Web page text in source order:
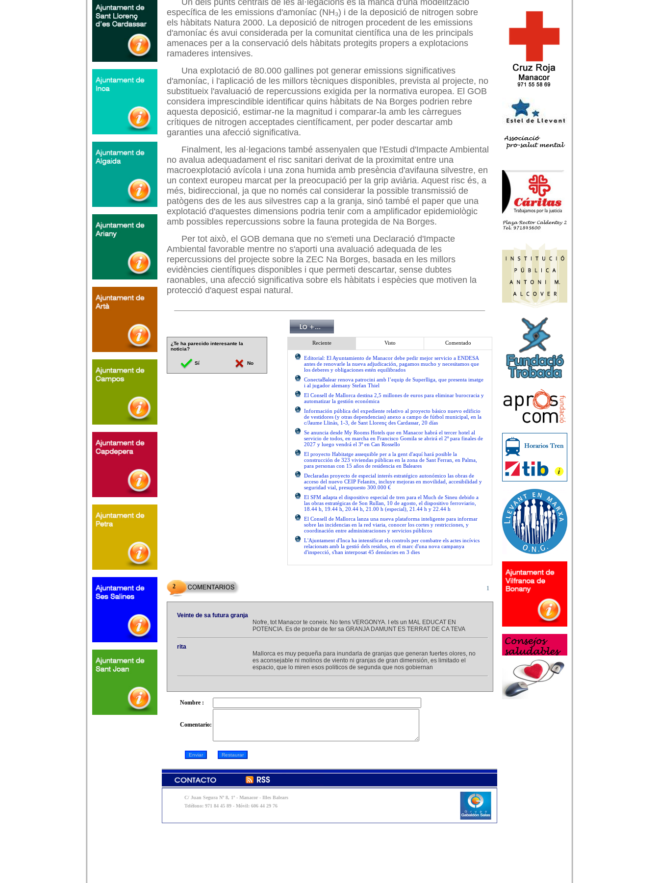
Un dels punts centrals de les al·legacions és la manca d'una modelització
específica de les emissions d'amoníac (NH₃) i de la deposició de nitrogen sobre
els hàbitats Natura 2000. La deposició de nitrogen procedent de les emissions
d'amoníac és avui considerada per la comunitat científica una de les principals
amenaces per a la conservació dels hàbitats protegits propers a explotacions
ramaderes intensives.
Una explotació de 80.000 gallines pot generar emissions significatives
d'amoníac, i l'aplicació de les millors tècniques disponibles, prevista al projecte, no
substitueix l'avaluació de repercussions exigida per la normativa europea. El GOB
considera imprescindible identificar quins hàbitats de Na Borges podrien rebre
aquesta deposició, estimar-ne la magnitud i comparar-la amb les càrregues
crítiques de nitrogen acceptades científicament, per poder descartar amb
garanties una afecció significativa.
Finalment, les al·legacions també assenyalen que l'Estudi d'Impacte Ambiental
no avalua adequadament el risc sanitari derivat de la proximitat entre una
macroexplotació avícola i una zona humida amb presència d'avifauna silvestre, en
un context europeu marcat per la preocupació per la grip aviària. Aquest risc és, a
més, bidireccional, ja que no només cal considerar la possible transmissió de
patògens des de les aus silvestres cap a la granja, sinó també el paper que una
explotació d'aquestes dimensions podria tenir com a amplificador epidemiològic
amb possibles repercussions sobre la fauna protegida de Na Borges.
Per tot això, el GOB demana que no s'emeti una Declaració d'Impacte
Ambiental favorable mentre no s'aporti una avaluació adequada de les
repercussions del projecte sobre la ZEC Na Borges, basada en les millors
evidències científiques disponibles i que permeti descartar, sense dubtes
raonables, una afecció significativa sobre els hàbitats i espècies que motiven la
protecció d'aquest espai natural.
¿Te ha parecido interesante la
noticia?
Sí No
Reciente Visto Comentado
Editorial: El Ayuntamiento de Manacor debe pedir mejor servicio a ENDESA
antes de renovarle la nueva adjudicación, pagamos mucho y necesitamos que
los deberes y obligaciones estén equilibrados
ConectaBalear renova patrocini amb l’equip de Superlliga, que presenta imatge
i al jugador alemany Stefan Thiel
El Consell de Mallorca destina 2,5 millones de euros para eliminar burocracia y
automatizar la gestión económica
Información pública del expediente relativo al proyecto básico nuevo edificio
de vestidores (y otras dependencias) anexo a campo de fútbol municipal, en la
c/Jaume Llinàs, 1-3, de Sant Llorenç des Cardassar, 20 días
Se anuncia desde My Rooms Hotels que en Manacor habrá el tercer hotel al
servicio de todos, en marcha en Francisco Gomila se abrirá el 2º para finales de
2027 y luego vendrá el 3º en Can Rossello
El proyecto Habitatge assequible per a la gent d'aquí hará posible la
construcción de 323 viviendas públicas en la zona de Sant Ferran, en Palma,
para personas con 15 años de residencia en Baleares
Declaradas proyecto de especial interés estratégico autonómico las obras de
acceso del nuevo CEIP Felanitx, incluye mejoras en movilidad, accesibilidad y
seguridad vial, presupuesto 300.000 €
El SFM adapta el dispositivo especial de tren para el Much de Sineu debido a
las obras estratégicas de Son Rullan, 10 de agosto, el dispositivo ferroviario,
18.44 h, 19.44 h, 20.44 h, 21.00 h (especial), 21.44 h y 22.44 h
El Consell de Mallorca lanza una nueva plataforma inteligente para informar
sobre las incidencias en la red viaria, conocer los cortes y restricciones, y
coordinación entre administraciones y servicios públicos
L'Ajuntament d'Inca ha intensificat els controls per combatre els actes incívics
relacionats amb la gestió dels residus, en el marc d'una nova campanya
d'inspecció, s'han interposat 45 denúncies en 3 dies
2 1
Veinte de sa futura granja
Nofre, tot Manacor te coneix. No tens VERGONYA. I ets un MAL EDUCAT EN
POTENCIA. Es de probar de fer sa GRANJA DAMUNT ES TERRAT DE CA TEVA
rita
Mallorca es muy pequeña para inundarla de granjas que generan fuertes olores, no
es aconsejable ni molinos de viento ni granjas de gran dimensión, es limitado el
espacio, que lo miren esos politicos de segunda que nos gobiernan
Nombre :
Comentario:
C/ Juan Segura Nº 8, 1º - Manacor - Illes Balears
Teléfono: 971 84 45 89 - Móvil: 606 44 29 76